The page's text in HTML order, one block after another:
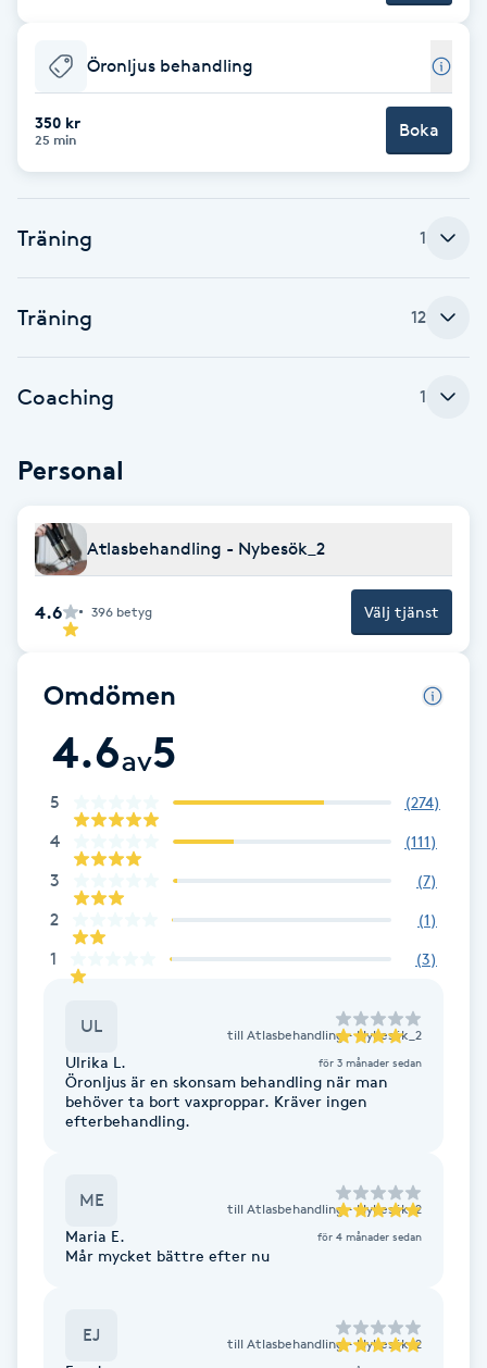
Hudvård
Hyperhidros
Hårborttagning
Hårbottenbehandling
Hårförlängning
Hälsa
Hälsprickor
Idrottsmassage
IPL hårborttagning
IR-massage
Japansk massage
Keratinbehandling
Öronljus behandling
350 kr
25 min Boka
Träning 1
Träning 12
Coaching 1
Personal
Atlasbehandling - Nybesök_2
4.6 396 betyg Välj tjänst
Omdömen
4.6av5
5 (274)
4 (111)
3 (7)
2 (1)
1 (3)
UL till Atlasbehandling - Nybesök_2
Ulrika L. för 3 månader sedan
Öronljus är en skonsam behandling när man
behöver ta bort vaxproppar. Kräver ingen
efterbehandling.
ME till Atlasbehandling - Nybesök_2
Maria E. för 4 månader sedan
Mår mycket bättre efter nu
EJ till Atlasbehandling - Nybesök_2